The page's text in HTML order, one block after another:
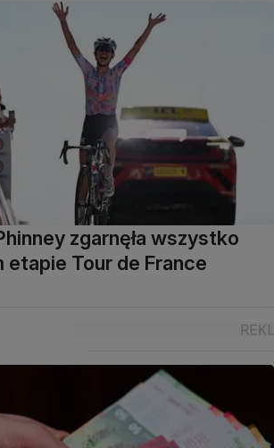
zgarnęła wszystko
etapie Tour de France